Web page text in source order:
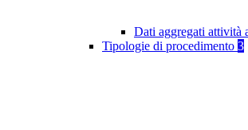
Dati aggregati attività
Tipologie di procedimento 3